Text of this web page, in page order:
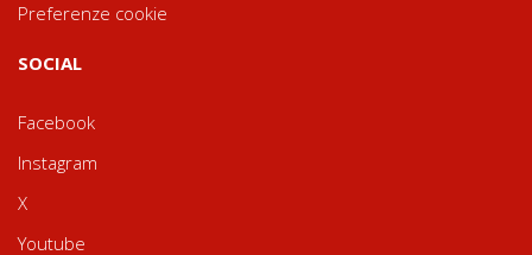
Preferenze cookie
SOCIAL
Facebook
Instagram
X
Youtube